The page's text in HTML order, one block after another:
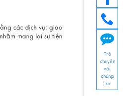
các dịch vụ: giao
mang lại sự tiện
Trò
chuyện
với
chúng
tôi